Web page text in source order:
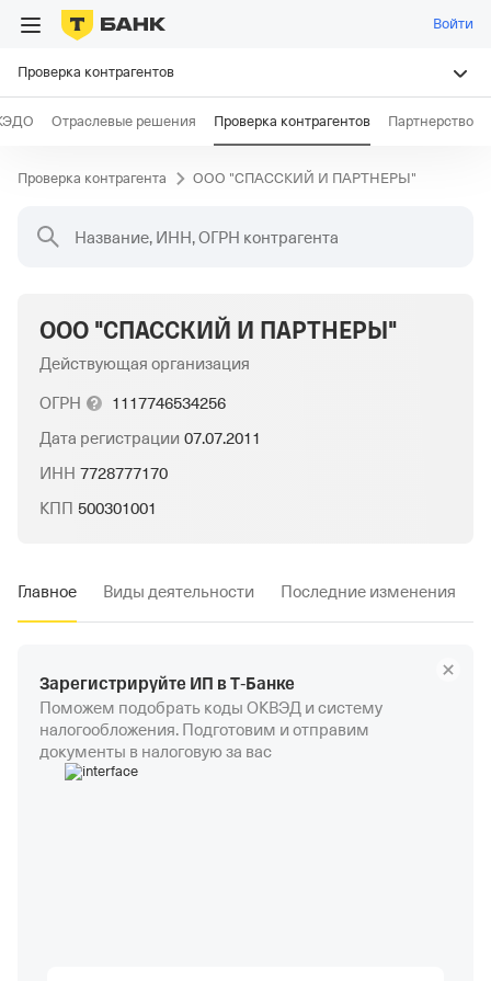
Войти
Проверка контрагентов
Отраслевые решения Проверка контрагентов Партнерство
Проверка контрагента ООО "СПАССКИЙ И ПАРТНЕРЫ"
Название, ИНН, ОГРН контрагента
ООО "СПАССКИЙ И ПАРТНЕРЫ"
Действующая организация
ОГРН
1117746534256
Дата регистрации 07.07.2011
ИНН 7728777170
КПП 500301001
Главное Виды деятельности Последние изменения
Зарегистрируйте ИП в Т‑Банке
Поможем подобрать коды ОКВЭД и систему
налогообложения. Подготовим и отправим
документы в налоговую за вас